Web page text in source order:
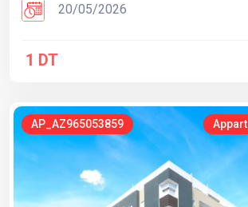
20/05/2026
1 DT
AP_AZ965053859